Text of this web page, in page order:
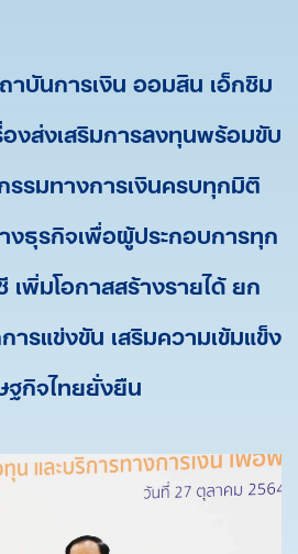
บันการเงิน ออมสิน เอ็กซิม
งส่งเสริมการลงทุนพร้อมขับ
รรมทางการเงินครบทุกมิติ
งธุรกิจเพื่อผู้ประกอบการทุก
พิ่มโอกาสสร้างรายได้ ยก
รแข่งขัน เสริมความเข้มแข็ง
ฐกิจไทยยั่งยืน